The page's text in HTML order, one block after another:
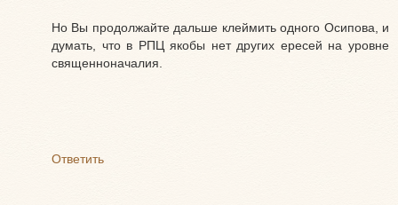
Но Вы продолжайте дальше клеймить одного Осипова, и
думать, что в РПЦ якобы нет других ересей на уровне
священноначалия.
Ответить